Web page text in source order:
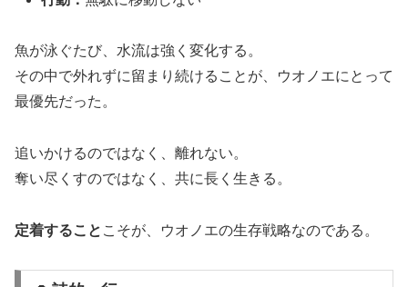
魚が泳ぐたび、水流は強く変化する。
その中で外れずに留まり続けることが、ウオノエにとって
最優先だった。
追いかけるのではなく、離れない。
奪い尽くすのではなく、共に長く生きる。
定着すること こそが、ウオノエの生存戦略なのである。